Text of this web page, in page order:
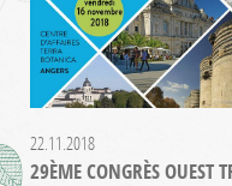
22.11.2018
29ÈME CONGRÈS OUEST